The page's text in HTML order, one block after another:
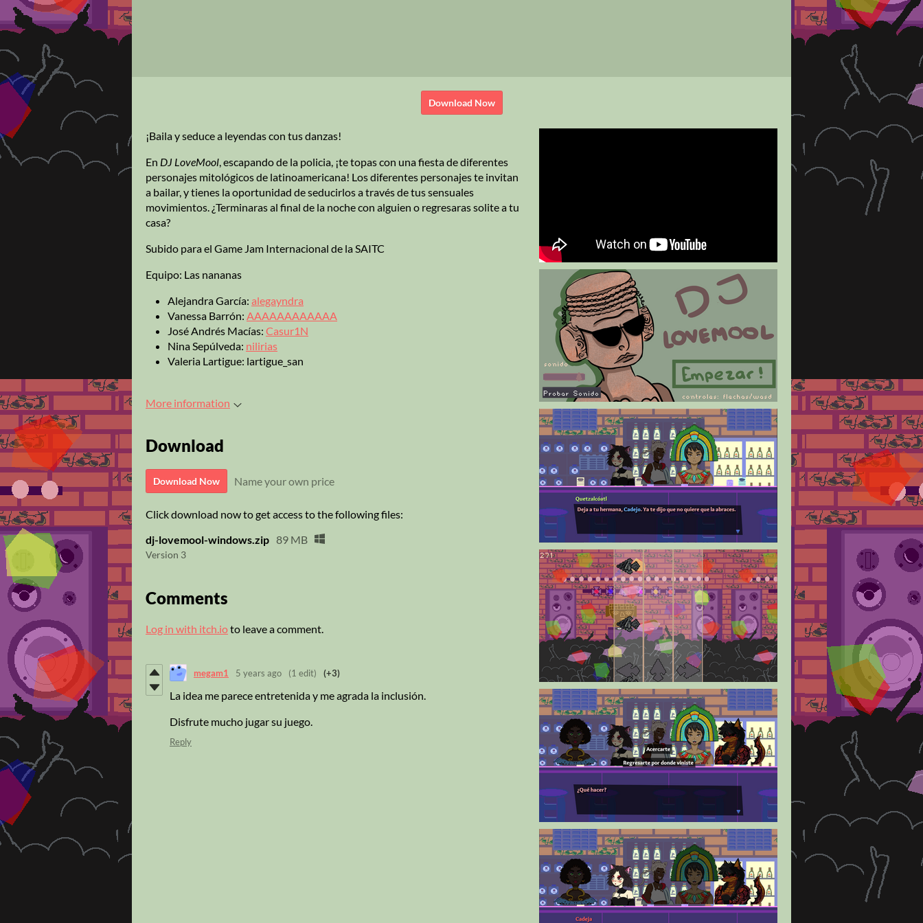
Download Now
¡Baila y seduce a leyendas con tus danzas!
En DJ LoveMool, escapando de la policia, ¡te topas con una fiesta de diferentes
personajes mitológicos de latinoamericana! Los diferentes personajes te invitan
a bailar, y tienes la oportunidad de seducirlos a través de tus sensuales
movimientos. ¿Terminaras al final de la noche con alguien o regresaras solite a tu
casa?
Subido para el Game Jam Internacional de la SAITC
Equipo: Las nananas
Alejandra García: alegayndra
Vanessa Barrón: AAAAAAAAAAAA
José Andrés Macías: Casur1N
Nina Sepúlveda: nilirias
Valeria Lartigue: lartigue_san
More information
Download
Download Now Name your own price
Click download now to get access to the following files:
dj-lovemool-windows.zip 89 MB
Version 3
Comments
Log in with itch.ioto leave a comment.
megam1 5 years ago (1 edit) (+3)
La idea me parece entretenida y me agrada la inclusión.
Disfrute mucho jugar su juego.
Reply